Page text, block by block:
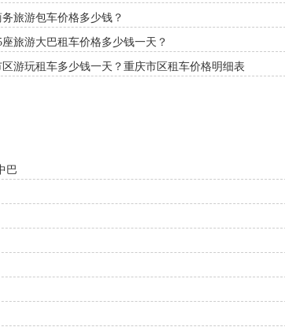
旅游包车价格多少钱？
座旅游大巴租车价格多少钱一天？
游玩租车多少钱一天？重庆市区租车价格明细表
巴